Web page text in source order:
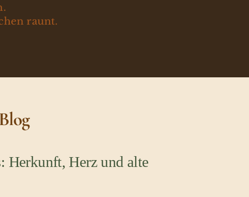
raunt.
Herkunft, Herz und alte